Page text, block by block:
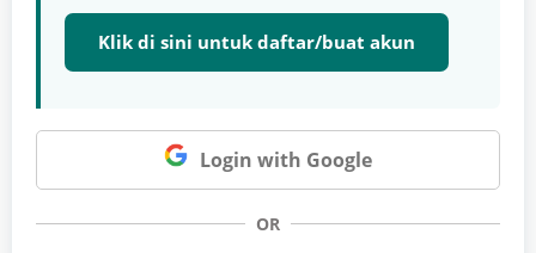
Klik di sini untuk daftar/buat akun
Login with Google
OR